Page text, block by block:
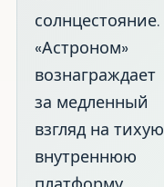
солнцестояние.
«Астроном»
вознаграждает
за медленный
взгляд на тихую
внутреннюю